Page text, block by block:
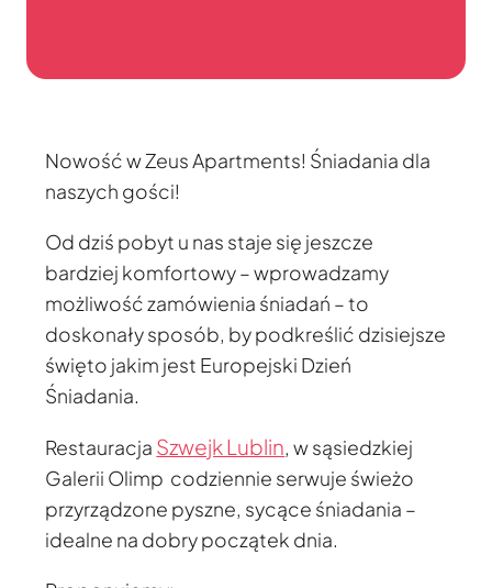
Nowość w Zeus Apartments! Śniadania dla
naszych gości!
Od dziś pobyt u nas staje się jeszcze
bardziej komfortowy – wprowadzamy
możliwość zamówienia śniadań – to
doskonały sposób, by podkreślić dzisiejsze
święto jakim jest Europejski Dzień
Śniadania.
Restauracja Szwejk Lublin, w sąsiedzkiej
Galerii Olimp codziennie serwuje świeżo
przyrządzone pyszne, sycące śniadania –
idealne na dobry początek dnia.